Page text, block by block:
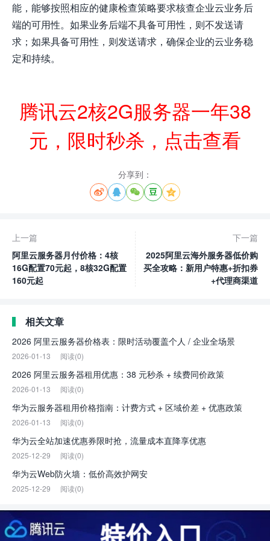
能，能够按照相应的健康检查策略要求核查企业云业务后
端的可用性。如果业务后端不具备可用性，则不发送请
求；如果具备可用性，则发送请求，确保企业的云业务稳
定和持续。
腾讯云2核2G服务器一年38
元，限时秒杀，点击查看
分享到：
    
上一篇
阿里云服务器月付价格：4核
16G配置70元起，8核32G配置
160元起
下一篇
2025阿里云海外服务器低价购
买全攻略：新用户特惠+折扣券
+代理商渠道
相关文章
2026 阿里云服务器价格表：限时活动覆盖个人 / 企业全场景
2026-01-13 阅读(0)
2026 阿里云服务器租用优惠：38 元秒杀 + 续费同价政策
2026-01-13 阅读(0)
华为云服务器租用价格指南：计费方式 + 区域价差 + 优惠政策
2026-01-13 阅读(0)
华为云全站加速优惠券限时抢，流量成本直降享优惠
2025-12-29 阅读(0)
华为云Web防火墙：低价高效护网安
2025-12-29 阅读(0)